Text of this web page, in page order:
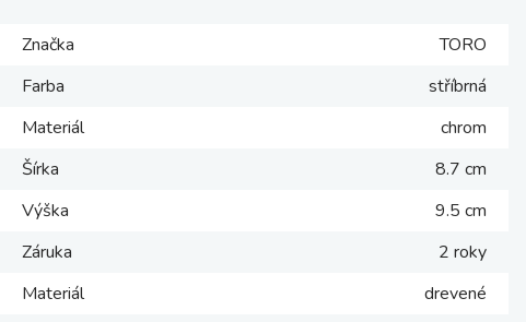
Značka
TORO
Farba
stříbrná
Materiál
chrom
Šírka
8.7 cm
Výška
9.5 cm
Záruka
2 roky
Materiál
drevené